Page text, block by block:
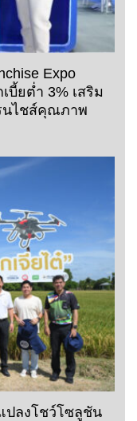
Expo
ยต่ำ 3% เสริม
นไชส์คุณภาพ
ปลงโชว์โซลูชัน